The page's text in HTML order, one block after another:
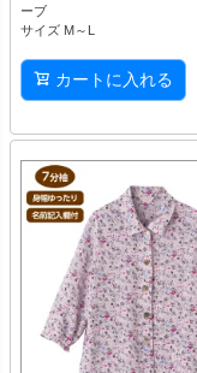
ーブ
サイズ M～L
カートに入れる